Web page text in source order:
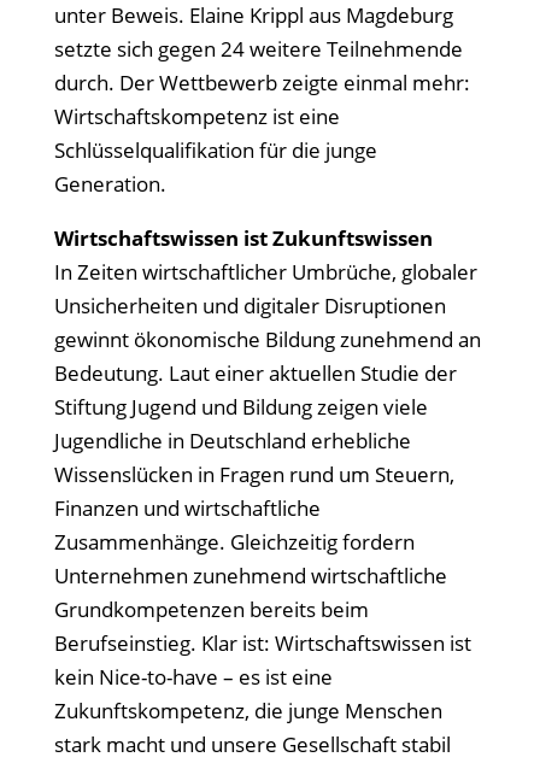
unter Beweis. Elaine Krippl aus Magdeburg
setzte sich gegen 24 weitere Teilnehmende
durch. Der Wettbewerb zeigte einmal mehr:
Wirtschaftskompetenz ist eine
Schlüsselqualifikation für die junge
Generation.
Wirtschaftswissen ist Zukunftswissen
In Zeiten wirtschaftlicher Umbrüche, globaler
Unsicherheiten und digitaler Disruptionen
gewinnt ökonomische Bildung zunehmend an
Bedeutung. Laut einer aktuellen Studie der
Stiftung Jugend und Bildung zeigen viele
Jugendliche in Deutschland erhebliche
Wissenslücken in Fragen rund um Steuern,
Finanzen und wirtschaftliche
Zusammenhänge. Gleichzeitig fordern
Unternehmen zunehmend wirtschaftliche
Grundkompetenzen bereits beim
Berufseinstieg. Klar ist: Wirtschaftswissen ist
kein Nice-to-have – es ist eine
Zukunftskompetenz, die junge Menschen
stark macht und unsere Gesellschaft stabil